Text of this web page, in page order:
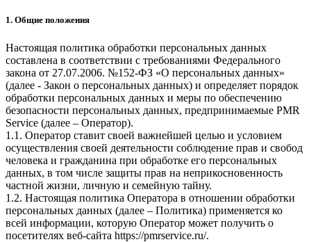
1. Общие положения
Настоящая политика обработки персональных данных
составлена в соответствии с требованиями Федерального
закона от 27.07.2006. №152-ФЗ «О персональных данных»
(далее - Закон о персональных данных) и определяет порядок
обработки персональных данных и меры по обеспечению
безопасности персональных данных, предпринимаемые PMR
Service (далее – Оператор).
1.1. Оператор ставит своей важнейшей целью и условием
осуществления своей деятельности соблюдение прав и свобод
человека и гражданина при обработке его персональных
данных, в том числе защиты прав на неприкосновенность
частной жизни, личную и семейную тайну.
1.2. Настоящая политика Оператора в отношении обработки
персональных данных (далее – Политика) применяется ко
всей информации, которую Оператор может получить о
посетителях веб-сайта https://pmrservice.ru/.